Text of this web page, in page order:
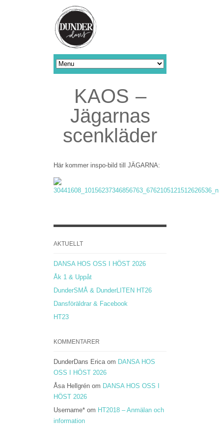
KAOS –
Jägarnas
scenkläder
Här kommer inspo-bild till JÄGARNA:
AKTUELLT
DANSA HOS OSS I HÖST 2026
Åk 1 & Uppåt
DunderSMÅ & DunderLITEN HT26
Dansföräldrar & Facebook
HT23
KOMMENTARER
DunderDans Ericaom DANSA HOS
OSS I HÖST 2026
Åsa Hellgrén om DANSA HOS OSS I
HÖST 2026
Username* om HT2018 – Anmälan och
information